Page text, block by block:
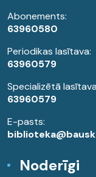
Abonements:
63960580
Periodikas lasītava:
63960579
Specializētā
63960579
E-pasts:
Noderīgi